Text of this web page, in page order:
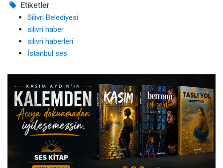
Etiketler :
Silivri Belediyesi
silivri haber
silivri haberleri
İstanbul ses